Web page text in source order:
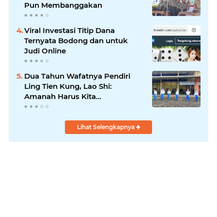
Pun Membanggakan
Viral Investasi Titip Dana
Ternyata Bodong dan untuk
Judi Online
Dua Tahun Wafatnya Pendiri
Ling Tien Kung, Lao Shi:
Amanah Harus Kita
Laksanakan!
Lihat Selengkapnya